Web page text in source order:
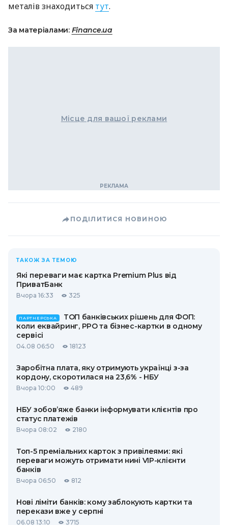
металів знаходиться тут.
За матеріалами: Finance.ua
Місце для вашої реклами
ПОДІЛИТИСЯ НОВИНОЮ
ТАКОЖ ЗА ТЕМОЮ
Які переваги має картка Premium Plus від
ПриватБанк
Вчора 16:33 325
ПАРТНЕРСЬКА
ТОП банківських рішень для ФОП:
коли еквайринг, РРО та бізнес-картки в одному
сервісі
04.08 06:50 18123
Заробітна плата, яку отримують українці з-за
кордону, скоротилася на 23,6% - НБУ
Вчора 10:00 489
НБУ зобов’яже банки інформувати клієнтів про
статус платежів
Вчора 08:02 2180
Топ-5 преміальних карток з привілеями: які
переваги можуть отримати нині VIP-клієнти
банків
Вчора 06:50 812
Нові ліміти банків: кому заблокують картки та
перекази вже у серпні
06.08 13:10 3715